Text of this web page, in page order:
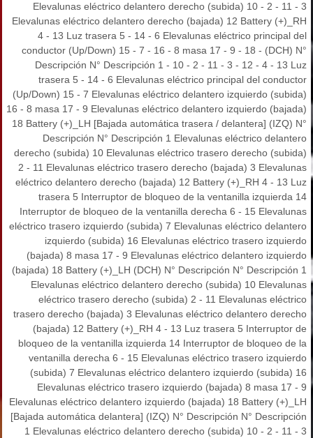
Elevalunas eléctrico delantero derecho (subida) 10 - 2 - 11 - 3
Elevalunas eléctrico delantero derecho (bajada) 12 Battery (+)_RH
4 - 13 Luz trasera 5 - 14 - 6 Elevalunas eléctrico principal del
conductor (Up/Down) 15 - 7 - 16 - 8 masa 17 - 9 - 18 - (DCH) N°
Descripción N° Descripción 1 - 10 - 2 - 11 - 3 - 12 - 4 - 13 Luz
trasera 5 - 14 - 6 Elevalunas eléctrico principal del conductor
(Up/Down) 15 - 7 Elevalunas eléctrico delantero izquierdo (subida)
16 - 8 masa 17 - 9 Elevalunas eléctrico delantero izquierdo (bajada)
18 Battery (+)_LH [Bajada automática trasera / delantera] (IZQ) N°
Descripción N° Descripción 1 Elevalunas eléctrico delantero
derecho (subida) 10 Elevalunas eléctrico trasero derecho (subida)
2 - 11 Elevalunas eléctrico trasero derecho (bajada) 3 Elevalunas
eléctrico delantero derecho (bajada) 12 Battery (+)_RH 4 - 13 Luz
trasera 5 Interruptor de bloqueo de la ventanilla izquierda 14
Interruptor de bloqueo de la ventanilla derecha 6 - 15 Elevalunas
eléctrico trasero izquierdo (subida) 7 Elevalunas eléctrico delantero
izquierdo (subida) 16 Elevalunas eléctrico trasero izquierdo
(bajada) 8 masa 17 - 9 Elevalunas eléctrico delantero izquierdo
(bajada) 18 Battery (+)_LH (DCH) N° Descripción N° Descripción 1
Elevalunas eléctrico delantero derecho (subida) 10 Elevalunas
eléctrico trasero derecho (subida) 2 - 11 Elevalunas eléctrico
trasero derecho (bajada) 3 Elevalunas eléctrico delantero derecho
(bajada) 12 Battery (+)_RH 4 - 13 Luz trasera 5 Interruptor de
bloqueo de la ventanilla izquierda 14 Interruptor de bloqueo de la
ventanilla derecha 6 - 15 Elevalunas eléctrico trasero izquierdo
(subida) 7 Elevalunas eléctrico delantero izquierdo (subida) 16
Elevalunas eléctrico trasero izquierdo (bajada) 8 masa 17 - 9
Elevalunas eléctrico delantero izquierdo (bajada) 18 Battery (+)_LH
[Bajada automática delantera] (IZQ) N° Descripción N° Descripción
1 Elevalunas eléctrico delantero derecho (subida) 10 - 2 - 11 - 3